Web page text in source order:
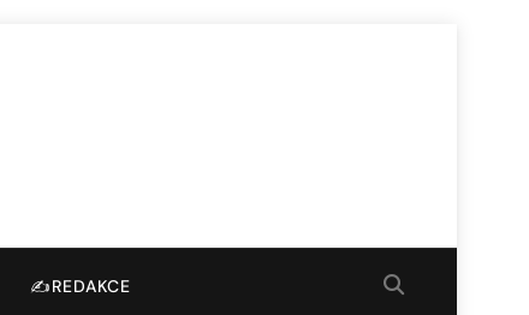
✍️REDAKCE